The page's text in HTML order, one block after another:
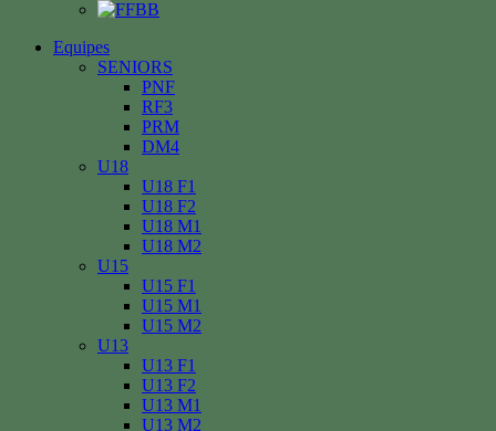
Equipes
SENIORS
PNF
RF3
PRM
DM4
U18
U18 F1
U18 F2
U18 M1
U18 M2
U15
U15 F1
U15 M1
U15 M2
U13
U13 F1
U13 F2
U13 M1
U13 M2